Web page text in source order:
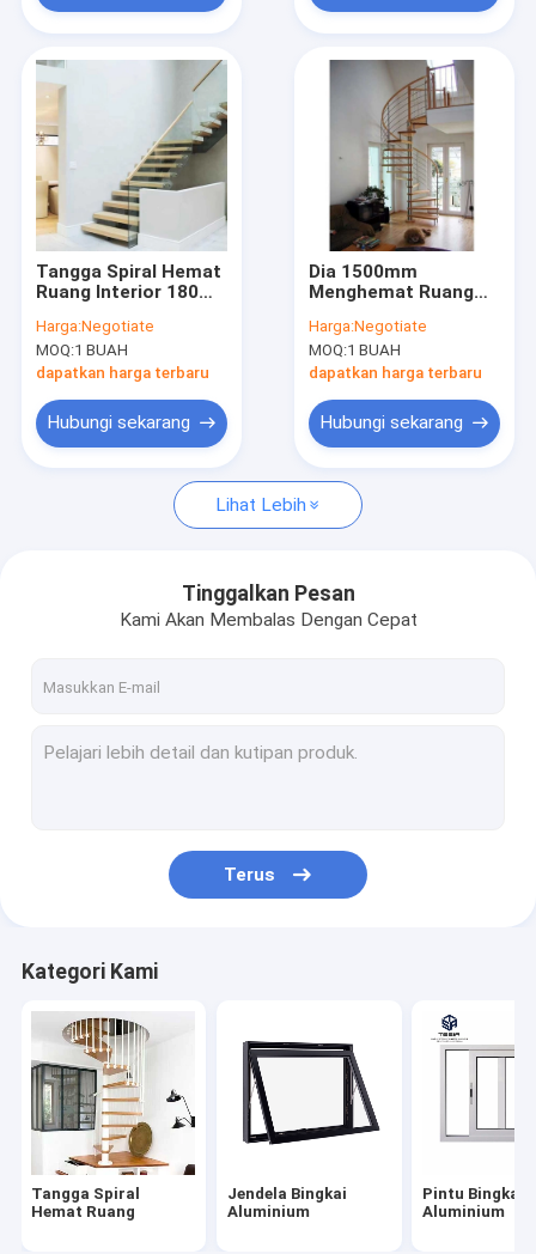
Tampilan VR
Tentang kami
Kontrol kualitas
Hubungi kami
Tangga Spiral Hemat Ruang
Railing Tangga Interior
Bengkel struktur baja
Perabotan Modern Sederhana
Lemari Kamar Mandi yang Disesuaikan
Lantai Butir Kayu
Tangga Spiral Hemat
Ruang Interior 180
Kompak Sempit
Untuk Loft
Harga:Negotiate
MOQ:1 BUAH
dapatkan harga terbaru
Hubungi sekarang
Dia 1500mm
Menghemat Ruang
Kaca Stainless Steel
Sederhana
Harga:Negotiate
MOQ:1 BUAH
dapatkan harga terbaru
Hubungi sekarang
Lihat Lebih
Tinggalkan Pesan
Kami Akan Membalas Dengan Cepat
Terus
Kategori Kami
Tangga Spiral
Hemat Ruang
Jendela Bingkai
Aluminium
Pintu Bingkai
Aluminium